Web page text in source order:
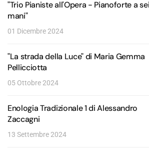
"Trio Pianiste all'Opera - Pianoforte a sei
mani"
01 Dicembre 2024
"La strada della Luce" di Maria Gemma
Pellicciotta
05 Ottobre 2024
Enologia Tradizionale 1 di Alessandro
Zaccagni
13 Settembre 2024